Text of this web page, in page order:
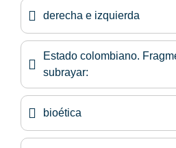
derecha e izquierda
Estado colombiano.
subrayar:
bioética